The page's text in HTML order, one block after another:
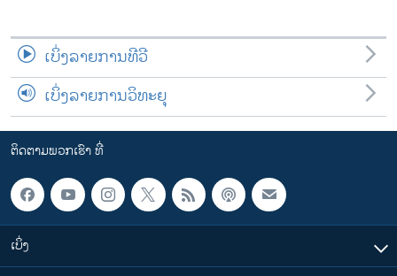
ເບິ່ງລາຍການທີວີ
ເບິ່ງລາຍການວິທະຍຸ
ຕິດຕາມພວກເຮົາ ທີ່
ເບິ່ງ